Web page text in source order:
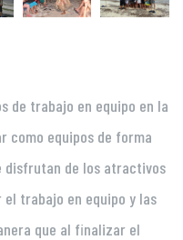
de trabajo en equipo en la
como equipos de forma
disfrutan de los atractivos
trabajo en equipo y las
que al finalizar el